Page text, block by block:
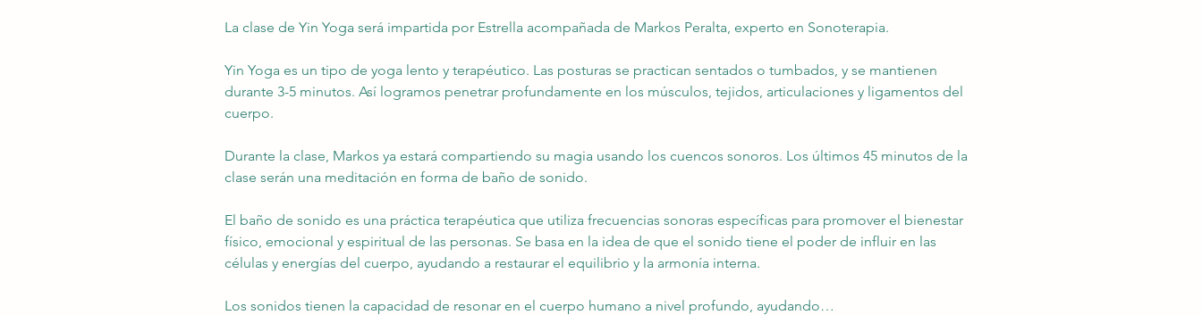
La clase de Yin Yoga será impartida por Estrella acompañada de Markos Peralta, experto en Sonoterapia.
Yin Yoga es un tipo de yoga lento y terapéutico. Las posturas se practican sentados o tumbados, y se mantienen
durante 3-5 minutos. Así logramos penetrar profundamente en los músculos, tejidos, articulaciones y ligamentos del
cuerpo.
Durante la clase, Markos ya estará compartiendo su magia usando los cuencos sonoros. Los últimos 45 minutos de la
clase serán una meditación en forma de baño de sonido.
El baño de sonido es una práctica terapéutica que utiliza frecuencias sonoras específicas para promover el bienestar
físico, emocional y espiritual de las personas. Se basa en la idea de que el sonido tiene el poder de influir en las
células y energías del cuerpo, ayudando a restaurar el equilibrio y la armonía interna.
Los sonidos tienen la capacidad de resonar en el cuerpo humano a nivel profundo, ayudando…